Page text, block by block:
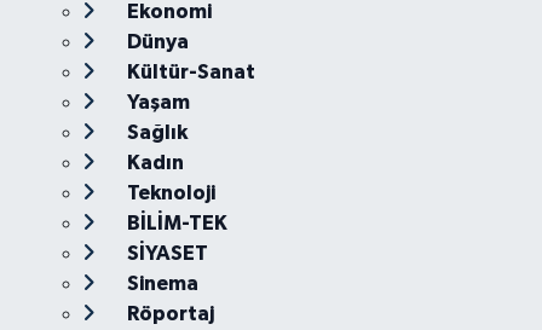
Ekonomi
Dünya
Kültür-Sanat
Yaşam
Sağlık
Kadın
Teknoloji
BİLİM-TEK
SİYASET
Sinema
Röportaj